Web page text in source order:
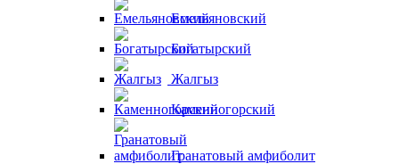
Емельяновский
Богатырский
Жалгыз
Каменногорский
Гранатовый амфиболит